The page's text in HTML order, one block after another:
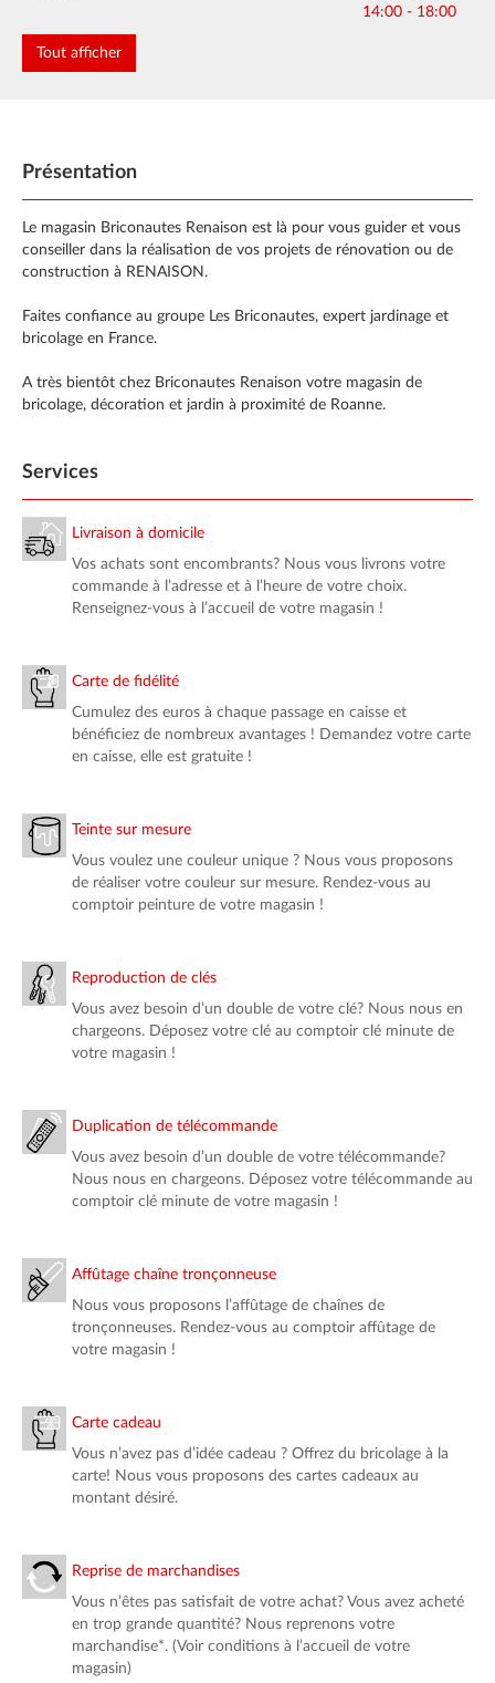
14:00 - 18:00
Dimanche
Tout afficher
Présentation
Le magasin Briconautes Renaison est là pour vous guider et vous
conseiller dans la réalisation de vos projets de rénovation ou de
construction à RENAISON.
Faites confiance au groupe Les Briconautes, expert jardinage et
bricolage en France.
A très bientôt chez Briconautes Renaison votre magasin de
bricolage, décoration et jardin à proximité de Roanne.
Services
Livraison à domicile
Vos achats sont encombrants? Nous vous livrons votre
commande à l’adresse et à l’heure de votre choix.
Renseignez-vous à l’accueil de votre magasin !
Carte de fidélité
Cumulez des euros à chaque passage en caisse et
bénéficiez de nombreux avantages ! Demandez votre carte
en caisse, elle est gratuite !
Teinte sur mesure
Vous voulez une couleur unique ? Nous vous proposons
de réaliser votre couleur sur mesure. Rendez-vous au
comptoir peinture de votre magasin !
Reproduction de clés
Vous avez besoin d’un double de votre clé? Nous nous en
chargeons. Déposez votre clé au comptoir clé minute de
votre magasin !
Duplication de télécommande
Vous avez besoin d’un double de votre télécommande?
Nous nous en chargeons. Déposez votre télécommande au
comptoir clé minute de votre magasin !
Affûtage chaîne tronçonneuse
Nous vous proposons l’affûtage de chaînes de
tronçonneuses. Rendez-vous au comptoir affûtage de
votre magasin !
Carte cadeau
Vous n’avez pas d’idée cadeau ? Offrez du bricolage à la
carte! Nous vous proposons des cartes cadeaux au
montant désiré.
Reprise de marchandises
Vous n’êtes pas satisfait de votre achat? Vous avez acheté
en trop grande quantité? Nous reprenons votre
marchandise*. (Voir conditions à l’accueil de votre
magasin)